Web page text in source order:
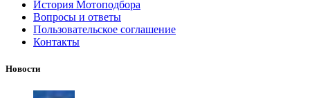
История Мотоподбора
Вопросы и ответы
Пользовательское соглашение
Контакты
Новости